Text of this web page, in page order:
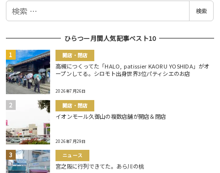
検
検索
ひらつー月間人気記事ベスト10
開店・閉店
高槻につくってた「HALO, patissier KAORU YOSHIDA」がオ
ープンしてる。シロモト出身世界3位パティシエのお店
2026年7月26日
開店・閉店
イオンモール久御山の複数店舗が開店＆閉店
2026年7月29日
ニュース
宮之阪に行列できてた。あら川の桃